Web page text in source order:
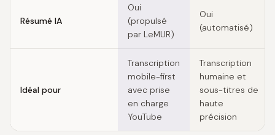
Résumé IA
Oui
(propulsé
par LeMUR)
Oui
(automatisé)
Idéal pour
Transcription
mobile-first
avec prise
en charge
YouTube
Transcription
humaine et
sous-titres de
haute
précision